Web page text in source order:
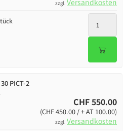
zzgl. Versandkosten
PICT-2
CHF 550.00
(CHF 450.00 / + AT 100.00)
zzgl. Versandkosten